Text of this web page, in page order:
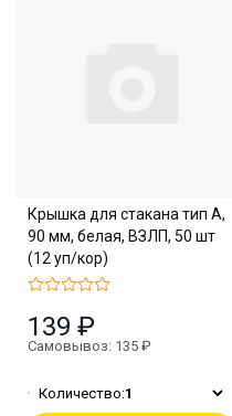
Крышка для стакана тип А,
90 мм, белая, ВЗЛП, 50 шт
(12 уп/кор)
139 ₽
Самовывоз: 135 ₽
Количество:1